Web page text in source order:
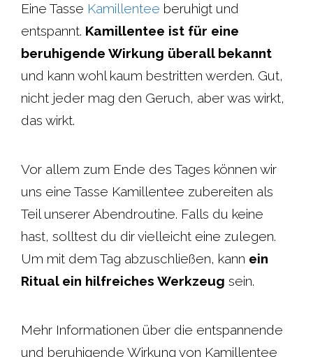
Eine Tasse Kamillentee beruhigt und
entspannt. Kamillentee ist für eine
beruhigende Wirkung überall bekannt
und kann wohl kaum bestritten werden. Gut,
nicht jeder mag den Geruch, aber was wirkt,
das wirkt.
Vor allem zum Ende des Tages können wir
uns eine Tasse Kamillentee zubereiten als
Teil unserer Abendroutine. Falls du keine
hast, solltest du dir vielleicht eine zulegen.
Um mit dem Tag abzuschließen, kann ein
Ritual ein hilfreiches Werkzeug sein.
Mehr Informationen über die entspannende
und beruhigende Wirkung von Kamillentee